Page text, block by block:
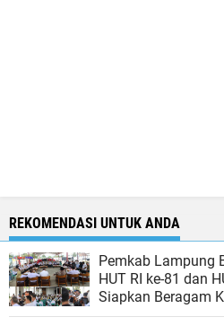
REKOMENDASI UNTUK ANDA
Pemkab Lampung
HUT RI ke-81 dan
Siapkan Beragam